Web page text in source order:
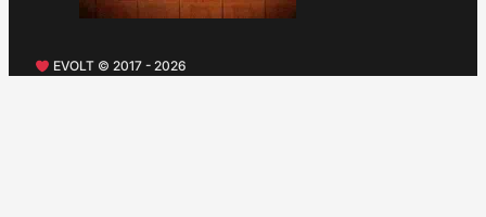
EVOLT © 2017 - 2026